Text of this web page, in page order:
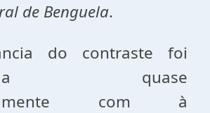
de Benguela.
do contraste foi
quase
com à